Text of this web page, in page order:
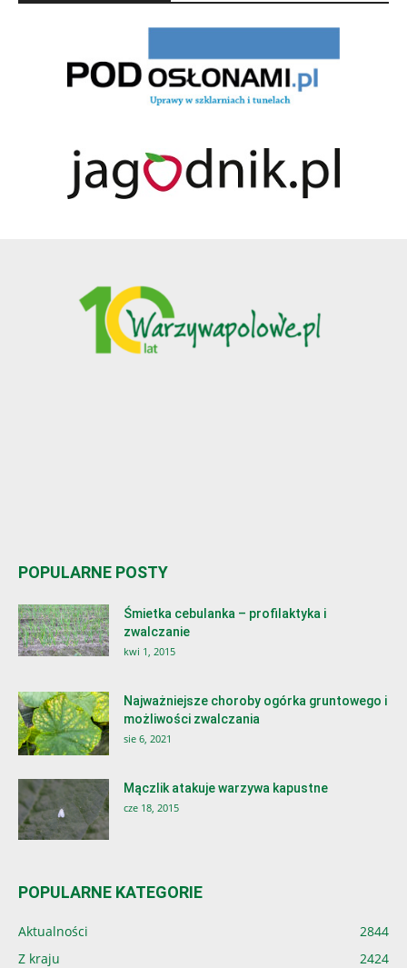
POPULARNE POSTY
Śmietka cebulanka – profilaktyka i
zwalczanie
kwi 1, 2015
Najważniejsze choroby ogórka gruntowego i
możliwości zwalczania
sie 6, 2021
Mączlik atakuje warzywa kapustne
cze 18, 2015
POPULARNE KATEGORIE
Aktualności
2844
Z kraju
2424